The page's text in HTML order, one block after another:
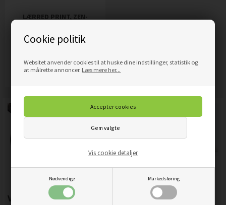
Cookie politik
Websitet anvender cookies til at huske dine indstillinger, statistik og
at målrette annoncer. Læs mere her...
Nødvendige Markedsføring
Vis cookie detaljer
LÆRRED PRINT, ZEN-
OG BAMBUS
Mere info
Vigtigste produktegenskaber: